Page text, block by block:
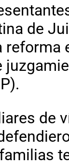
de
reforma
de